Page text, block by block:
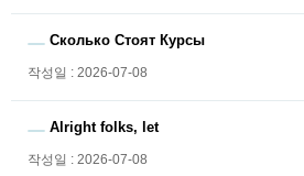
Сколько Стоят Курсы
작성일 : 2026-07-08
Alright folks, let
작성일 : 2026-07-08